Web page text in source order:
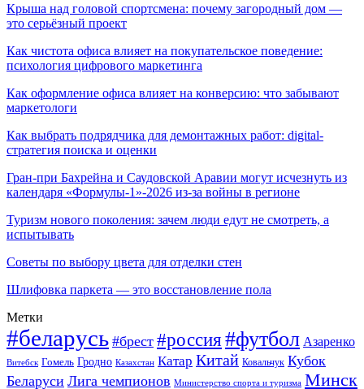
Крыша над головой спортсмена: почему загородный дом —
это серьёзный проект
Как чистота офиса влияет на покупательское поведение:
психология цифрового маркетинга
Как оформление офиса влияет на конверсию: что забывают
маркетологи
Как выбрать подрядчика для демонтажных работ: digital-
стратегия поиска и оценки
Гран-при Бахрейна и Саудовской Аравии могут исчезнуть из
календаря «Формулы-1»-2026 из-за войны в регионе
Туризм нового поколения: зачем люди едут не смотреть, а
испытывать
Советы по выбору цвета для отделки стен
Шлифовка паркета — это восстановление пола
Метки
#беларусь #брест #россия#футбол Азаренко
Витебск Гомель Гродно Казахстан Катар Китай Ковальчук Кубок
Беларуси Лига чемпионов Министерство спорта и туризма Минск